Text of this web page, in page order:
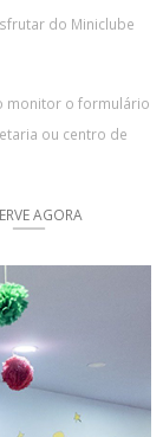
do Miniclube
monitor o formulário
ou centro de
AGORA